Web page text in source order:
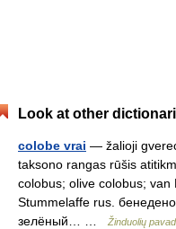
Look at other
colobe vrai — žalioji
taksono rangas rūšis
colobus; olive colobus; van
Stummelaffe rus.
зелёный… …
Žinduolių